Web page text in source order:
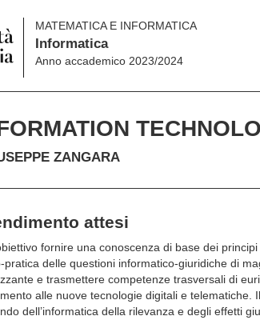
MATEMATICA E INFORMATICA
Informatica
Anno accademico 2023/2024
ZANGARA
attesi
fornire una conoscenza di base dei
delle questioni informatico-giuridiche di
e trasmettere competenze trasversali di
alle nuove tecnologie digitali e telematiche.
dell’informatica della rilevanza e degli effetti